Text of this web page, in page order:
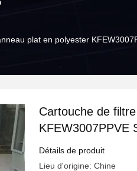
plat en polyester
Cartouche de
KFEW3007PPVE
poussière industriel
Détails de produit
Lieu d'origine: Chine